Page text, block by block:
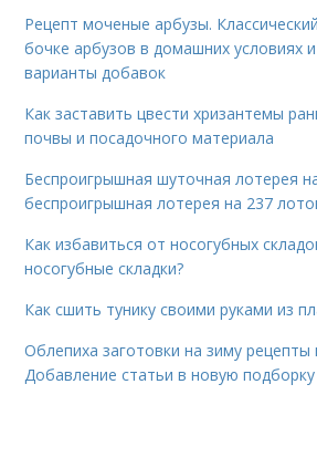
Рецепт моченые арбузы.
бочке арбузов в домашних условиях
варианты добавок
Как заставить цвести хризантемы
почвы и посадочного материала
Беспроигрышная шуточная лотерея
беспроигрышная лотерея на 237
Как избавиться от носогубных
носогубные складки?
Как сшить тунику своими руками из
Облепиха заготовки на зиму рецепты
Добавление статьи в новую подборку